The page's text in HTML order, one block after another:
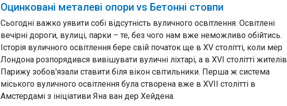
Оцинковані металеві опори vs Бетонні стовпи
Сьогодні важко уявити собі відсутність вуличного освітлення. Освітлені
вечірні дороги, вулиці, парки – те, без чого нам вже неможливо обійтись.
Історія вуличного освітлення бере свій початок ще в XV столітті, коли мер
Лондона розпорядився вивішувати вуличні ліхтарі, а в XVI столітті жителів
Парижу зобов'язали ставити біля вікон світильники. Перша ж система
міського вуличного освітлення була створена вже в XVII столітті в
Амстердамі з ініціативи Яна ван дер Хейдена.